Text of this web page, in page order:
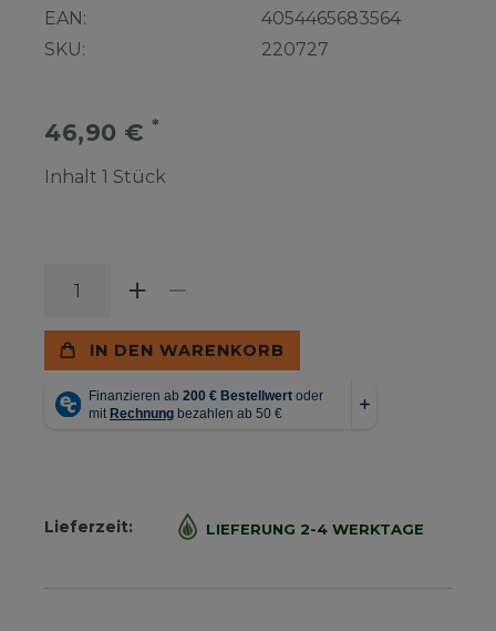
EAN:
SKU:
4054465683564
220727
46,90 € *
Inhalt 1 Stück
IN DEN WARENKORB
Lieferzeit: LIEFERUNG 2-4 WERKTAGE